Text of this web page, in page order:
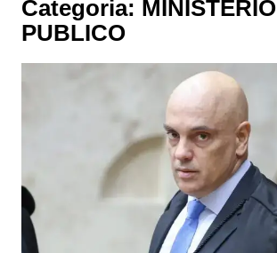
Categoria: MINISTÉRIO
PUBLICO